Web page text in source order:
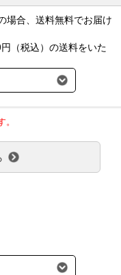
ックスフンド、 ポメラ
ア・シュナウザー シ
ーチ、スクロース、グル
物性油脂、ピーカンナ
パルプ、柑橘類、クラ
、ミネラル類（カルシ
ン酸カリウム、グァー
コリン）、アミノ酸類
なるでしょう。
獣医師が開発したの
場合、送料無料でお届け
（税込）の送料をいた
けにつきましては、1
で配送無料となります。
の送料負担は、１回分
、大型商品送料のみご